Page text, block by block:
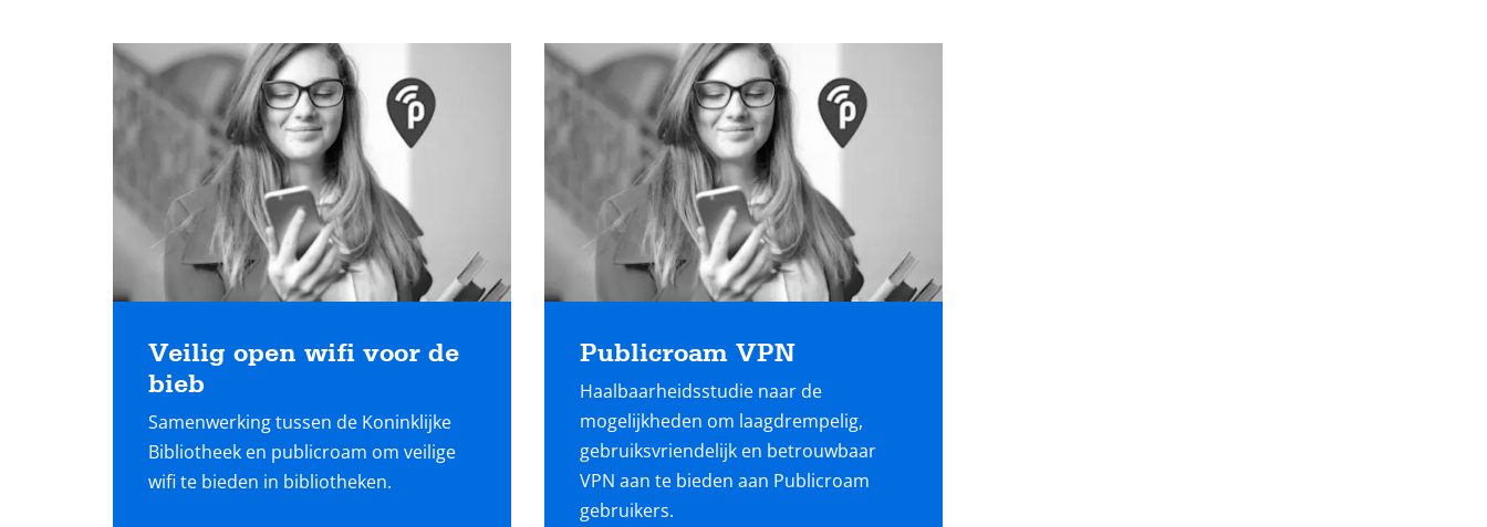
Veilig open wifi voor de
bieb
Samenwerking tussen de Koninklijke
Bibliotheek en publicroam om veilige
wifi te bieden in bibliotheken.
Lees
meer
Publicroam VPN
Haalbaarheidsstudie naar de
mogelijkheden om laagdrempelig,
gebruiksvriendelijk en betrouwbaar
VPN aan te bieden aan Publicroam
gebruikers.
Lees
meer